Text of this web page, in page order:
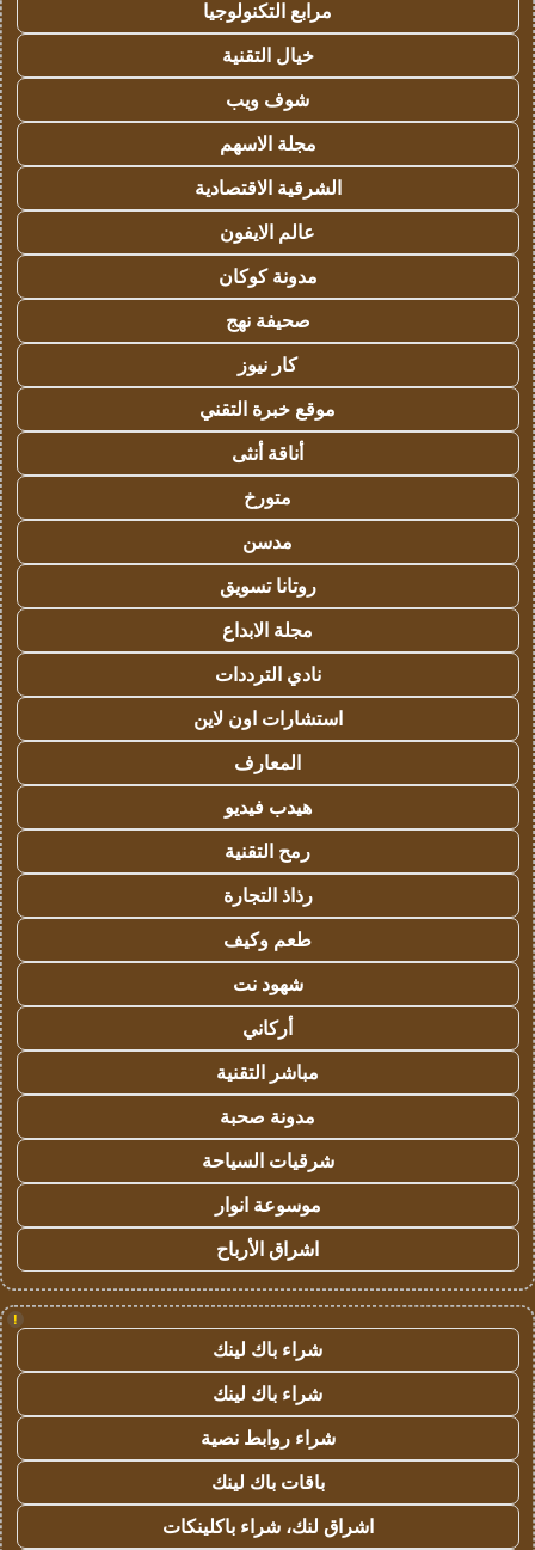
مرابع التكنولوجيا
خيال التقنية
شوف ويب
مجلة الاسهم
الشرقية الاقتصادية
عالم الايفون
مدونة كوكان
صحيفة نهج
كار نيوز
موقع خبرة التقني
أناقة أنثى
متورخ
مدسن
روتانا تسويق
مجلة الابداع
نادي الترددات
استشارات اون لاين
المعارف
هيدب فيديو
رمح التقنية
رذاذ التجارة
طعم وكيف
شهود نت
أركاني
مباشر التقنية
مدونة صحبة
شرقيات السياحة
موسوعة انوار
اشراق الأرباح
!
شراء باك لينك
شراء باك لينك
شراء روابط نصية
باقات باك لينك
اشراق لنك، شراء باكلينكات